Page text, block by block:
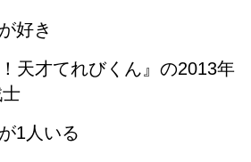
好き
天才てれびくん』の2013年
1人いる